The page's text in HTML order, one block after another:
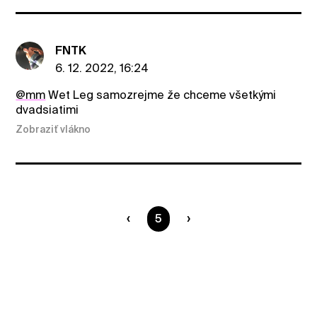
FNTK
6. 12. 2022, 16:24
@mm Wet Leg samozrejme že chceme všetkými
dvadsiatimi
Zobraziť vlákno
Ste na strane
5